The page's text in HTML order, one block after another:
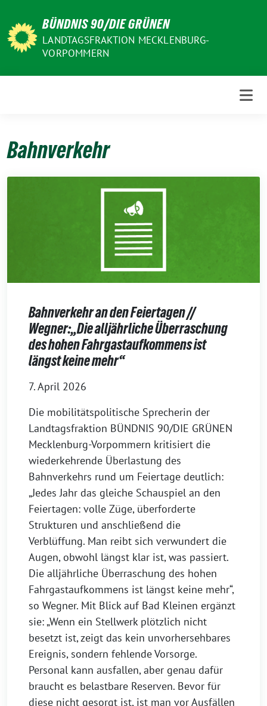
zum
Inhalt
BÜNDNIS 90/DIE GRÜNEN
LANDTAGSFRAKTION MECKLENBURG-
VORPOMMERN
Bahnverkehr
Bahnverkehr an den Feiertagen //
Wegner:„Die alljährliche Überraschung
des hohen Fahrgastaufkommens ist
längst keine mehr“
7. April 2026
Die mobilitätspolitische Sprecherin der
Landtagsfraktion BÜNDNIS 90/DIE GRÜNEN
Mecklenburg-Vorpommern kritisiert die
wiederkehrende Überlastung des
Bahnverkehrs rund um Feiertage deutlich:
„Jedes Jahr das gleiche Schauspiel an den
Feiertagen: volle Züge, überforderte
Strukturen und anschließend die
Verblüffung. Man reibt sich verwundert die
Augen, obwohl längst klar ist, was passiert.
Die alljährliche Überraschung des hohen
Fahrgastaufkommens ist längst keine mehr“,
so Wegner. Mit Blick auf Bad Kleinen ergänzt
sie: „Wenn ein Stellwerk plötzlich nicht
besetzt ist, zeigt das kein unvorhersehbares
Ereignis, sondern fehlende Vorsorge.
Personal kann ausfallen, aber genau dafür
braucht es belastbare Reserven. Bevor für
diese nicht gesorgt ist, ist man vor Ausfällen